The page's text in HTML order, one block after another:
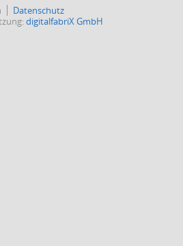
Datenschutz
digitalfabriX GmbH